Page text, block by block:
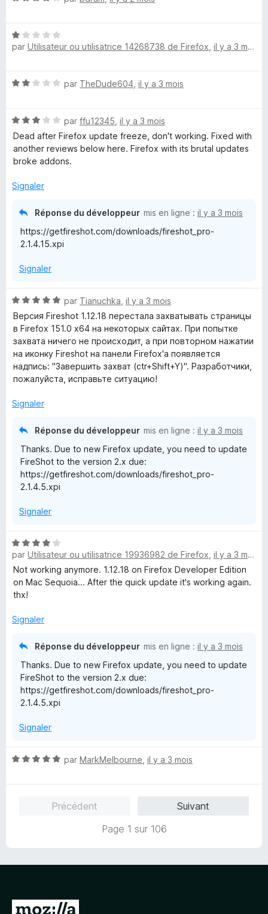
5
é
4
r
N
o
1
r
5
par Utilisateur ou utilisatrice 14268738 de Firefox il y a 3 mois
N
é
2
s
u
5
par TheDude604 il y a 3 mois
N
o
t
é
s
par ffu12345 il y a 3 mois
Dead after Firefox update freeze, don't working. Fixed with
another reviews below here. Firefox with its brutal updates
broke addons.
Signaler
Réponse du développeur mis en ligne : il y a 3 mois
https://getfireshot.com/downloads/fireshot_pro-
2.1.4.15.xpi
Signaler
N
o
t
é
5
s
u
5
par Tianuchka il y a 3 mois
Версия Fireshot 1.12.18 перестала захватывать страницы
в Firefox 151.0 x64 на некоторых сайтах. При попытке
захвата ничего не происходит, а при повторном нажатии
на иконку Fireshot на панели Firefox'а появляется
надпись: "Завершить захват (ctr+Shift+Y)". Разработчики,
пожалуйста, исправьте ситуацию!
Signaler
Réponse du développeur mis en ligne : il y a 3 mois
Thanks. Due to new Firefox update, you need to update
FireShot to the version 2.x due:
https://getfireshot.com/downloads/fireshot_pro-
2.1.4.5.xpi
Signaler
N
o
t
é
4
u
par Utilisateur ou utilisatrice 19936982 de Firefox il y a 3 mois
Not working anymore. 1.12.18 on Firefox Developer Edition
on Mac Sequoia... After the quick update it's working again.
thx!
Signaler
Réponse du développeur mis en ligne : il y a 3 mois
Thanks. Due to new Firefox update, you need to update
FireShot to the version 2.x due:
https://getfireshot.com/downloads/fireshot_pro-
2.1.4.5.xpi
Signaler
N
par MarkMelbourne il y a 3 mois
Précédent
Suivant
Page 1 sur 106
A